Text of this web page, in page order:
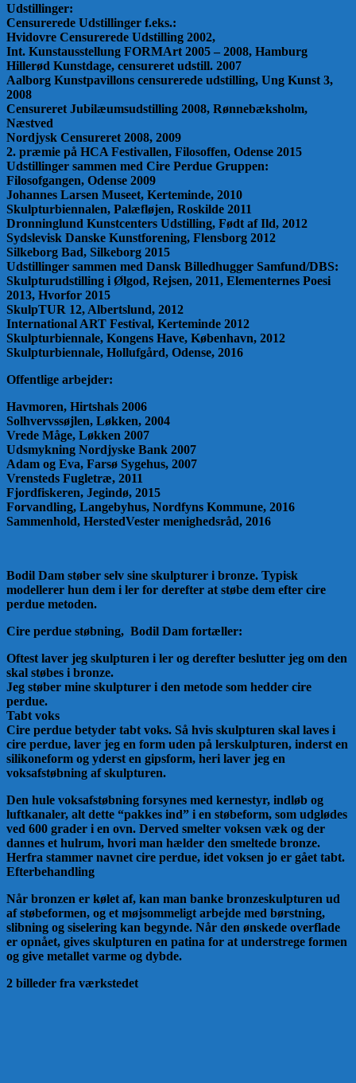
Udstillinger:
Censurerede Udstillinger f.eks.:
Hvidovre Censurerede Udstilling 2002,
Int. Kunstausstellung FORMArt 2005 – 2008, Hamburg
Hillerød Kunstdage, censureret udstill. 2007
Aalborg Kunstpavillons censurerede udstilling, Ung Kunst 3,
2008
Censureret Jubilæumsudstilling 2008, Rønnebæksholm,
Næstved
Nordjysk Censureret 2008, 2009
2. præmie på HCA Festivallen, Filosoffen, Odense 2015
Udstillinger sammen med Cire Perdue Gruppen:
Filosofgangen, Odense 2009
Johannes Larsen Museet, Kerteminde, 2010
Skulpturbiennalen, Palæfløjen, Roskilde 2011
Dronninglund Kunstcenters Udstilling, Født af Ild, 2012
Sydslevisk Danske Kunstforening, Flensborg 2012
Silkeborg Bad, Silkeborg 2015
Udstillinger sammen med Dansk Billedhugger Samfund/DBS:
Skulpturudstilling i Ølgod, Rejsen, 2011, Elementernes Poesi
2013, Hvorfor 2015
SkulpTUR 12, Albertslund, 2012
International ART Festival, Kerteminde 2012
Skulpturbiennale, Kongens Have, København, 2012
Skulpturbiennale, Hollufgård, Odense, 2016
Offentlige arbejder:
Havmoren, Hirtshals 2006
Solhvervssøjlen, Løkken, 2004
Vrede Måge, Løkken 2007
Udsmykning Nordjyske Bank 2007
Adam og Eva, Farsø Sygehus, 2007
Vrensteds Fugletræ, 2011
Fjordfiskeren, Jegindø, 2015
Forvandling, Langebyhus, Nordfyns Kommune, 2016
Sammenhold, HerstedVester menighedsråd, 2016
Bodil Dam støber selv sine skulpturer i bronze. Typisk
modellerer hun dem i ler for derefter at støbe dem efter cire
perdue metoden.
Cire perdue støbning, Bodil Dam fortæller:
Oftest laver jeg skulpturen i ler og derefter beslutter jeg om den
skal støbes i bronze.
Jeg støber mine skulpturer i den metode som hedder cire
perdue.
Tabt voks
Cire perdue betyder tabt voks. Så hvis skulpturen skal laves i
cire perdue, laver jeg en form uden på lerskulpturen, inderst en
silikoneform og yderst en gipsform, heri laver jeg en
voksafstøbning af skulpturen.
Den hule voksafstøbning forsynes med kernestyr, indløb og
luftkanaler, alt dette “pakkes ind” i en støbeform, som udglødes
ved 600 grader i en ovn. Derved smelter voksen væk og der
dannes et hulrum, hvori man hælder den smeltede bronze.
Herfra stammer navnet cire perdue, idet voksen jo er gået tabt.
Efterbehandling
Når bronzen er kølet af, kan man banke bronzeskulpturen ud
af støbeformen, og et møjsommeligt arbejde med børstning,
slibning og siselering kan begynde. Når den ønskede overflade
er opnået, gives skulpturen en patina for at understrege formen
og give metallet varme og dybde.
2 billeder fra værkstedet